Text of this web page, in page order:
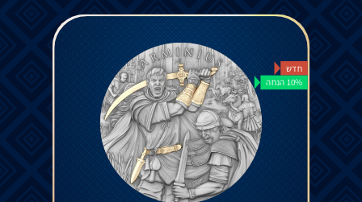
חדש
10% הנחה